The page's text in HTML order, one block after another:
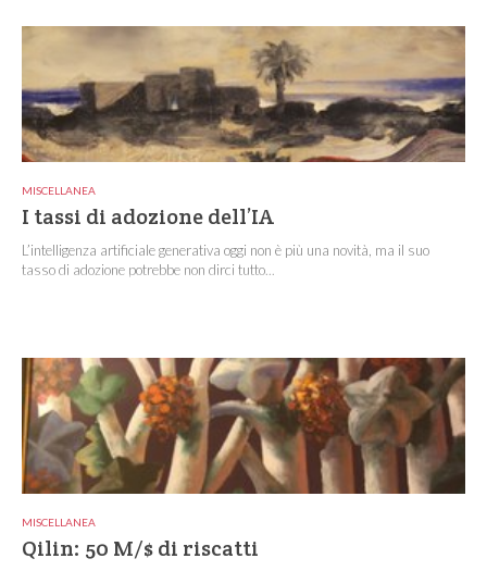
MISCELLANEA
I tassi di adozione dell’IA
L’intelligenza artificiale generativa oggi non è più una novità, ma il suo
tasso di adozione potrebbe non dirci tutto...
MISCELLANEA
Qilin: 50 M/$ di riscatti